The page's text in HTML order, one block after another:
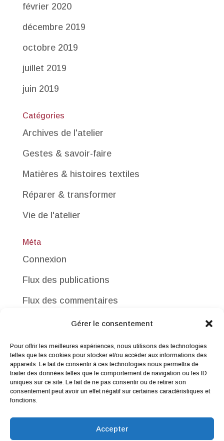
Gérer le consentement
Pour offrir les meilleures expériences, nous utilisons des technologies
telles que les cookies pour stocker et/ou accéder aux informations des
appareils. Le fait de consentir à ces technologies nous permettra de
traiter des données telles que le comportement de navigation ou les ID
uniques sur ce site. Le fait de ne pas consentir ou de retirer son
consentement peut avoir un effet négatif sur certaines caractéristiques et
fonctions.
Accepter
février 2020
décembre 2019
octobre 2019
juillet 2019
juin 2019
Catégories
Archives de l'atelier
Gestes & savoir-faire
Matières & histoires textiles
Réparer & transformer
Vie de l'atelier
Méta
Connexion
Flux des publications
Flux des commentaires
Site de WordPress-FR
Me contacter|Droit de rétractation|
Mentions légales & Politique de